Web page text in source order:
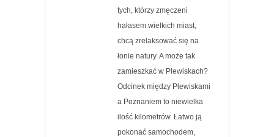
tych, którzy zmęczeni
hałasem wielkich miast,
chcą zrelaksować się na
łonie natury. A może tak
zamieszkać w Plewiskach?
Odcinek między Plewiskami
a Poznaniem to niewielka
ilość kilometrów. Łatwo ją
pokonać samochodem,